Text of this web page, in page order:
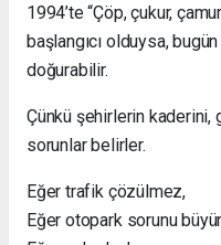
1994’te “Çöp, çukur,
başlangıcı olduysa,
doğurabilir.
Çünkü şehirlerin kaderini,
sorunlar belirler.
Eğer trafik çözülmez,
Eğer otopark sorunu